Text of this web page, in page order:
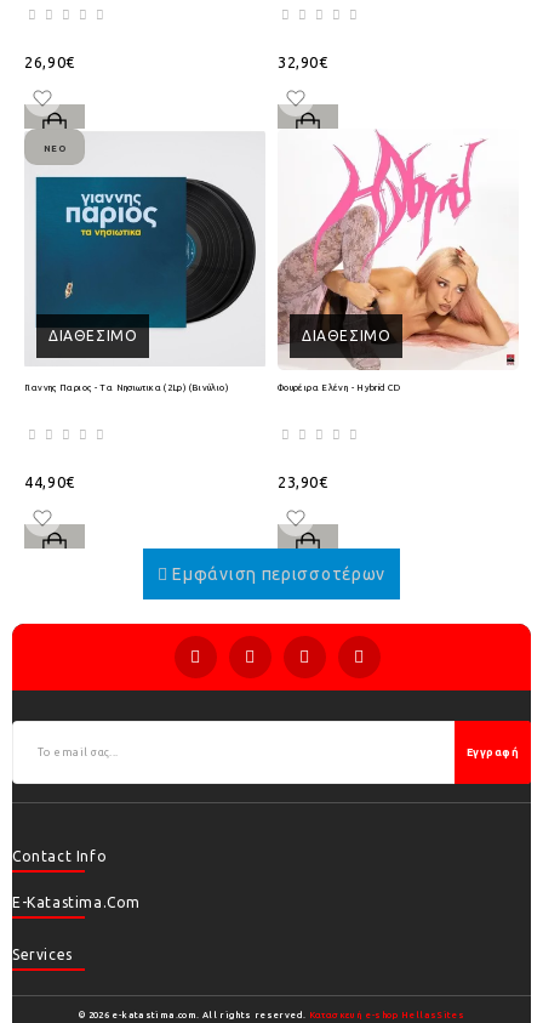
26,90€ 32,90€
ΔΙΑΘΈΣΙΜΟ
ΝΈΟ
Γιαννης Παριος - Τα Νησιωτικα (2Lp) (Βινύλιο)
44,90€
ΔΙΑΘΈΣΙΜΟ
Φουρέιρα Ελένη - Hybrid CD
23,90€
Εγγραφή
Contact Info
E-Katastima.com
Services
© 2026 e-katastima.com. All rights reserved. Κατασκευή e-shop HellasSites